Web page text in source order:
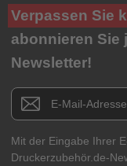
Verpassen Sie
abonnieren Sie
Newsletter!
Newsletter E-Mail
Mit der Eingabe Ihrer
Druckerzubehör.de-